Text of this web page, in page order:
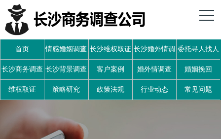
首页 情感婚姻调查 长沙维权取证 长沙婚外情调
查
委托寻人找人
长沙商务调查 长沙背景调查 客户案例 婚外情调查 婚姻挽回
维权取证 策略研究 政策法规 行业动态 常见问题